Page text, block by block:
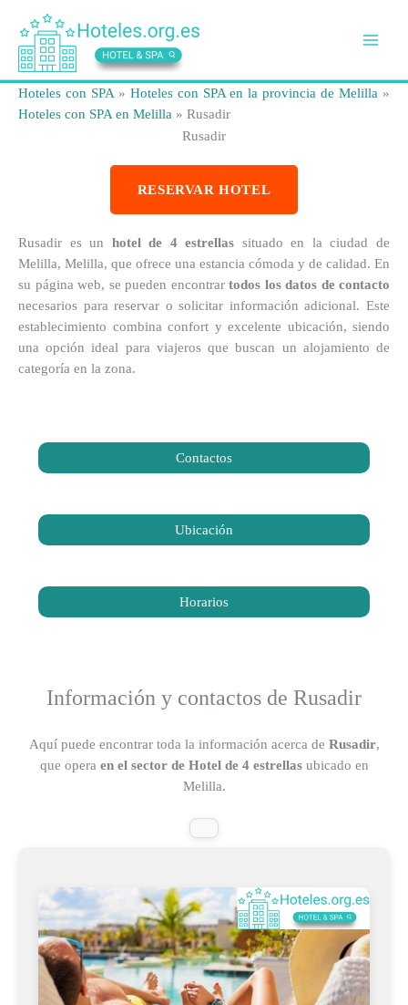
contenido
Hoteles con SPA» Hoteles con SPA en la provincia de Melilla »
Hoteles con SPA en Melilla » Rusadir
Rusadir
RESERVAR HOTEL
Rusadir es un hotel de 4 estrellas situado en la ciudad de
Melilla, Melilla, que ofrece una estancia cómoda y de calidad. En
su página web, se pueden encontrar todos los datos de contacto
necesarios para reservar o solicitar información adicional. Este
establecimiento combina confort y excelente ubicación, siendo
una opción ideal para viajeros que buscan un alojamiento de
categoría en la zona.
Contactos
Ubicación
Horarios
Información y contactos de Rusadir
Aquí puede encontrar toda la información acerca de Rusadir,
que opera en el sector de Hotel de 4 estrellasubicado en
Melilla.